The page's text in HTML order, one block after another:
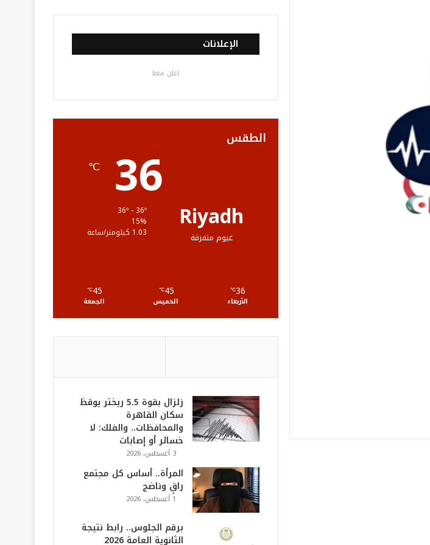
س
ب
ك
ي
ت
ت
ي
و
ب
س
ت
ر
خ
ص
ل
ق
R
الإعلانات
اعلن معنا
الطقس
Riyadh
غيوم متفرقة
36
℃
15%
1.03 كيلومتر/ساعة
36
℃
الأربعاء
45
℃
الخميس
45
℃
الجمعة
زلزال بقوة 5.5 ريختر يوقظ
سكان القاهرة
والمحافظات.. والفلك: لا
خسائر أو إصابات
3 أغسطس، 2026
المرأة.. أساس كل مجتمع
راقٍ وناضج
1 أغسطس، 2026
برقم الجلوس.. رابط نتيجة
الثانوية العامة 2026